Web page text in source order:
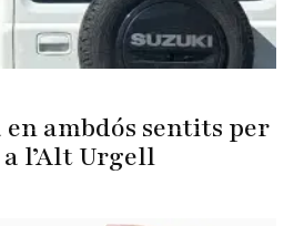
ambdós sentits per
l’Alt Urgell